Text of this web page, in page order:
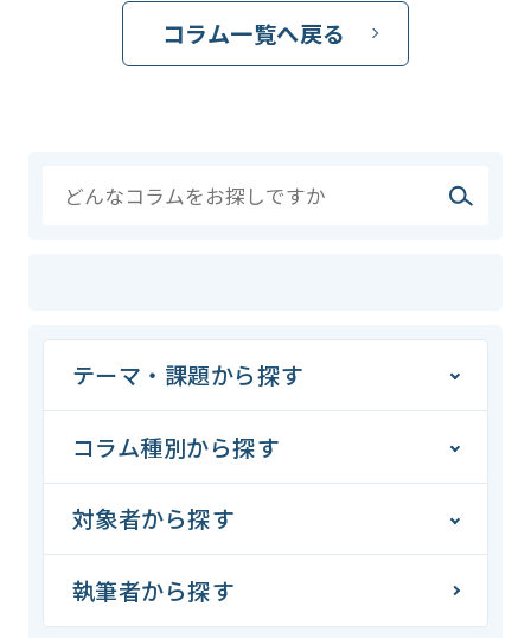
コラム一覧へ戻る
テーマ・課題から探す
コラム種別から探す
対象者から探す
執筆者から探す